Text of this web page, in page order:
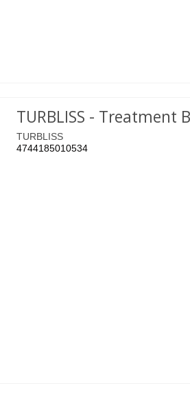
TURBLISS - Treatment
TURBLISS
4744185010534